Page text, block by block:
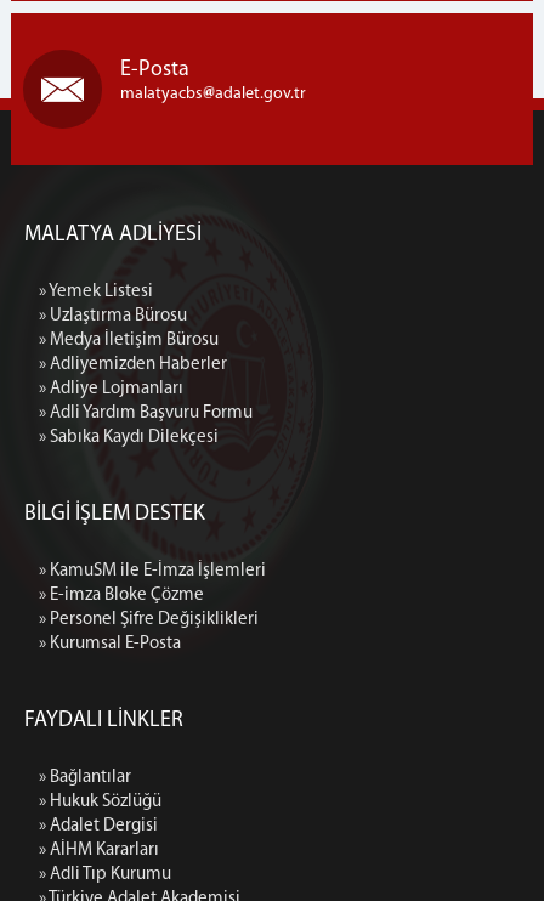
E-Posta
malatyacbs adalet.gov.tr
MALATYA ADLİYESİ
» Yemek Listesi
» Uzlaştırma Bürosu
» Medya İletişim Bürosu
» Adliyemizden Haberler
» Adliye Lojmanları
» Adli Yardım Başvuru Formu
» Sabıka Kaydı Dilekçesi
BİLGİ İŞLEM DESTEK
» KamuSM ile E-İmza İşlemleri
» E-imza Bloke Çözme
» Personel Şifre Değişiklikleri
» Kurumsal E-Posta
FAYDALI LİNKLER
» Bağlantılar
» Hukuk Sözlüğü
» Adalet Dergisi
» AİHM Kararları
» Adli Tıp Kurumu